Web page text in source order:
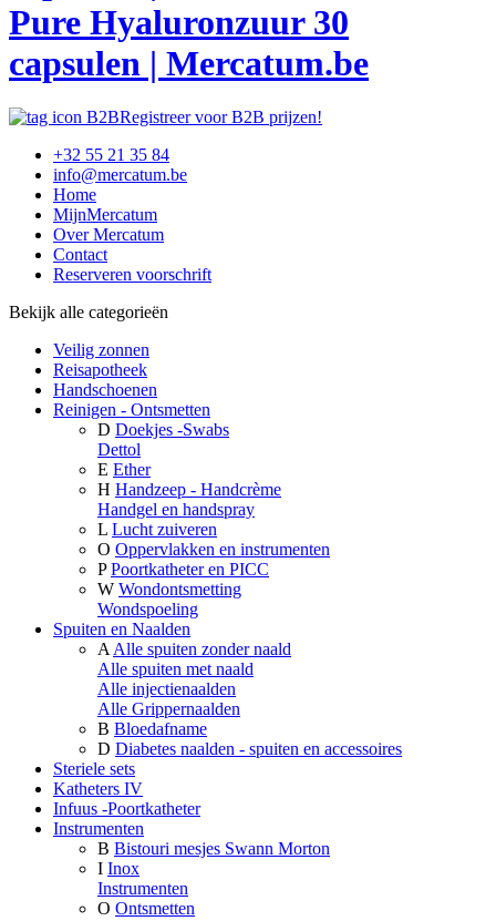
Pure Hyaluronzuur 30
capsulen | Mercatum.be
Registreer voor B2B prijzen!
+32 55 21 35 84
info@mercatum.be
Home
MijnMercatum
Over Mercatum
Contact
Reserveren voorschrift
Bekijk alle categorieën
Veilig zonnen
Reisapotheek
Handschoenen
Reinigen - Ontsmetten
D Doekjes -Swabs
Dettol
E Ether
H Handzeep - Handcrème
Handgel en handspray
L Lucht zuiveren
O Oppervlakken en instrumenten
P Poortkatheter en PICC
W Wondontsmetting
Wondspoeling
Spuiten en Naalden
A Alle spuiten zonder naald
Alle spuiten met naald
Alle injectienaalden
Alle Grippernaalden
B Bloedafname
D Diabetes naalden - spuiten en accessoires
Steriele sets
Katheters IV
Infuus -Poortkatheter
Instrumenten
B Bistouri mesjes Swann Morton
I Inox
Instrumenten
O Ontsmetten